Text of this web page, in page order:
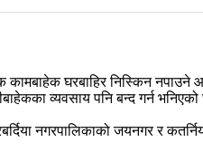
घरबाहिर निस्किन नपाउने
व्यवसाय पनि बन्द गर्न
नगरपालिकाको जयनगर र